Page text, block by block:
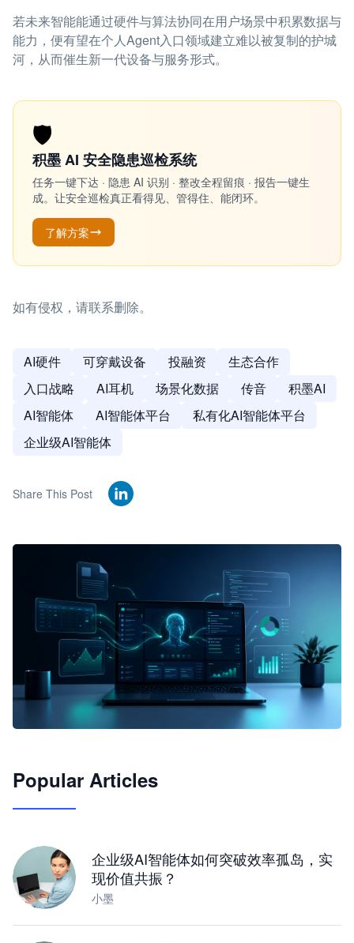
若未来智能能通过硬件与算法协同在用户场景中积累数据与
能力，便有望在个人Agent入口领域建立难以被复制的护城
河，从而催生新一代设备与服务形式。
🛡️
积墨 AI 安全隐患巡检系统
任务一键下达 · 隐患 AI 识别 · 整改全程留痕 · 报告一键生
成。让安全巡检真正看得见、管得住、能闭环。
了解方案
如有侵权，请联系删除。
AI硬件 可穿戴设备 投融资
生态合作
入口战略
AI耳机 场景化数据 传音
积墨AI
AI智能体
AI智能体平台
私有化AI智能体平台
企业级AI智能体
Share This Post
JimoClaw 桌面 AI Agent 工作台
Popular Articles
企业级AI智能体如何突破效率孤岛，实
现价值共振？
小墨